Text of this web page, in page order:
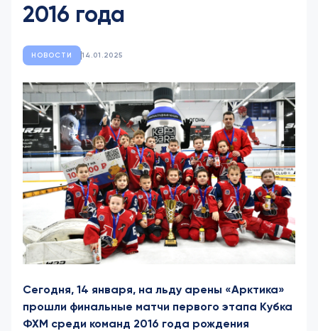
2016 года
НОВОСТИ 14.01.2025
Сегодня, 14 января, на льду арены «Арктика»
прошли финальные матчи первого этапа Кубка
ФХМ среди команд 2016 года рождения